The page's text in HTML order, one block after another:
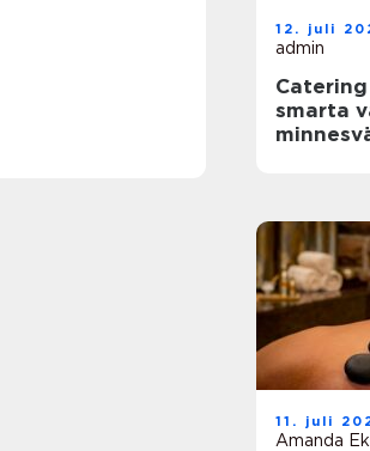
12. juli
admin
smarta
11. juli
Amanda